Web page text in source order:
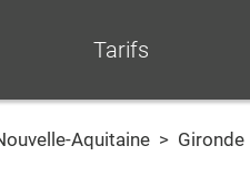
Tarifs
Aquitaine > Gironde